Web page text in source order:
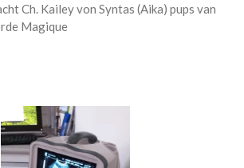
Ch. Kailey von Syntas (Aika) pups van
Magique